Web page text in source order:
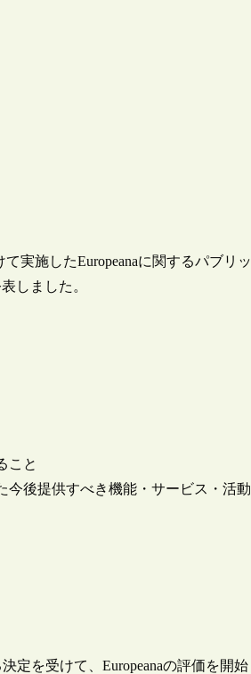
実施したEuropeanaに関するパブリッ
しました。
こと
今後提供すべき機能・サービス・活動
定を受けて、Europeanaの評価を開始